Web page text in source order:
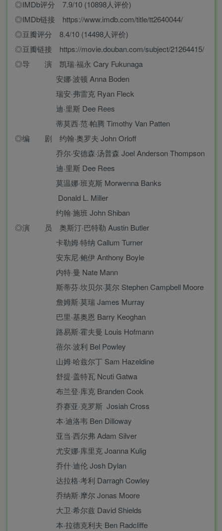
◎IMDb评分 7.9/10 (10898人评价)
◎IMDb链接 https://www.imdb.com/title/tt2640044/
◎豆瓣评分 8.4/10 (14498人评价)
◎豆瓣链接 https://movie.douban.com/subject/21264415/
◎导 演 凯瑞·福永 Cary Fukunaga
安娜·波顿 Anna Boden
瑞安·弗雷克 Ryan Fleck
迪·里斯 Dee Rees
蒂莫西·范·帕腾 Timothy Van Patten
◎编 剧 约翰·奥罗夫 John Orloff
乔尔·安德森·汤普森 Joel Anderson Thompson
迪·里斯 Dee Rees
莫温娜·班克斯 Morwenna Banks
Donald L. Miller
约翰·施班 John Shiban
◎演 员 奥斯汀·巴特勒 Austin Butler
卡勒姆·特纳 Callum Turner
安东尼·鲍伊 Anthony Boyle
内特·曼 Nate Mann
斯蒂芬·坎贝尔·莫尔 Stephen Campbell Moore
詹姆斯·莫瑞 James Murray
巴里·基奥恩 Barry Keoghan
路易斯·霍夫曼 Louis Hofmann
蓓尔·波利 Bel Powley
山姆·哈兹尔丁 Sam Hazeldine
舒提·盖特瓦 Ncuti Gatwa
布兰登·库克 Branden Cook
乔赛亚·克罗斯 Josiah Cross
本·迪洛韦 Ben Dilloway
亚当·西尔弗 Adam Silver
尤安娜·库里克 Joanna Kulig
乔什·迪伦 Josh Dylan
达拉格·考利 Darragh Cowley
乔纳斯·摩尔 Jonas Moore
大卫·希尔兹 David Shields
本·拉德克利夫 Ben Radcliffe